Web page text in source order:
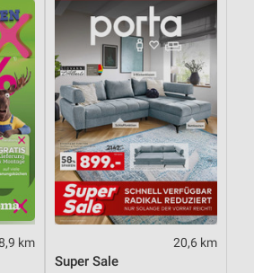
km 20,6 km
Super Sale